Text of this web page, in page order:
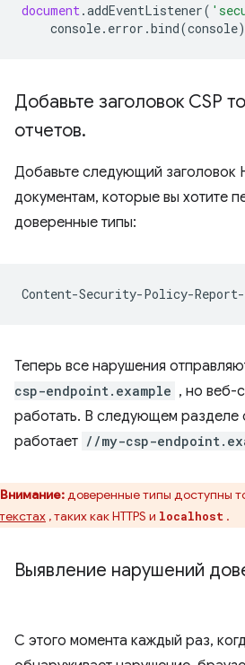
document.addEventListener(
console. error .bind(console
Добавьте заголовок CSP
отчетов.
Добавьте следующий заголовок
документам, которые вы хотите
доверенные типы:
Теперь все нарушения
csp-endpoint.example , но веб-
работать. В следующем разделе
работает //my-csp-
Внимание:доверенные типы доступны
, таких как HTTPS и localhost .
Выявление нарушений
С этого момента каждый раз,